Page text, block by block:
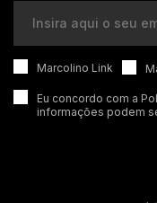
Marcolino Link
Eu concordo com a
informações podem